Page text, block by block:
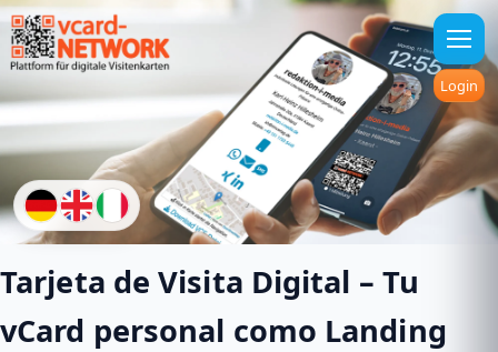
Tarjeta de Visita Digital – Tu
vCard personal como Landing
Login